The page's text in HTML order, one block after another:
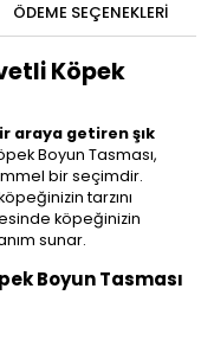
ÖDEME SEÇENEKLERI
Köpek
araya getiren şık
Boyun Tasması,
bir seçimdir.
tarzını
köpeğinizin
sunar.
Boyun Tasması